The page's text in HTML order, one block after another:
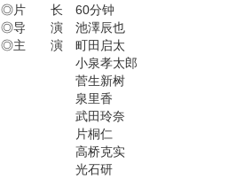
◎片 长 60分钟
◎导 演 池澤辰也
◎主 演 町田启太
小泉孝太郎
菅生新树
泉里香
武田玲奈
片桐仁
高桥克实
光石研